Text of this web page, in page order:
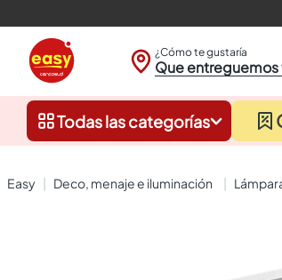
¿Cómo te gustaría
Que
Todas las categorías
deco, menaje e iluminación